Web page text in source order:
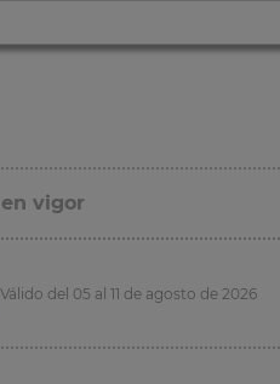
vigor
Válido del 05 al 11 de agosto de 2026